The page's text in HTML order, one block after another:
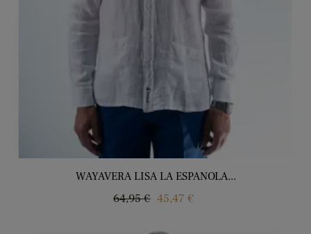
WAYAVERA LISA LA ESPANOLA...
Regular
64,95 € Price
45,47 €